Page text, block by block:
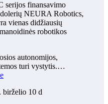
serijos finansavimo
NEURA Robotics,
vienas didžiausių
robotikos
autonomijos,
turi vystytis.…
birželio 10 d